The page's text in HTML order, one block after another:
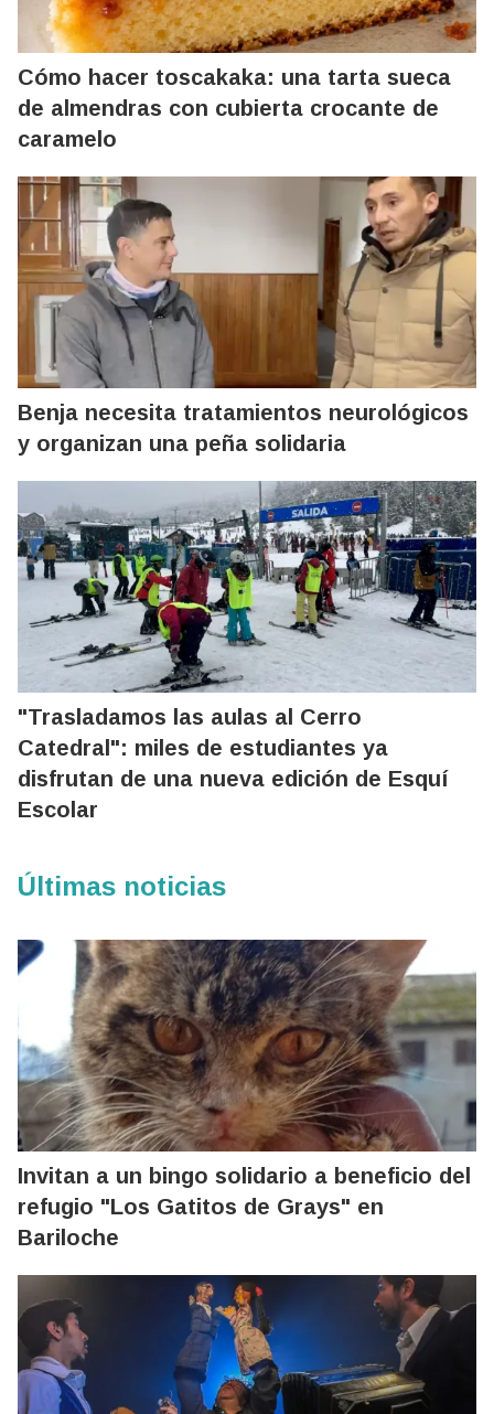
Cómo hacer toscakaka: una tarta sueca
de almendras con cubierta crocante de
caramelo
Benja necesita tratamientos neurológicos
y organizan una peña solidaria
"Trasladamos las aulas al Cerro
Catedral": miles de estudiantes ya
disfrutan de una nueva edición de Esquí
Escolar
Últimas noticias
Invitan a un bingo solidario a beneficio del
refugio "Los Gatitos de Grays" en
Bariloche